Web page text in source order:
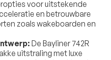
voor uitstekende
en betrouwbare
zoals wakeboarden en
De Bayliner 742R
uitstraling met luxe